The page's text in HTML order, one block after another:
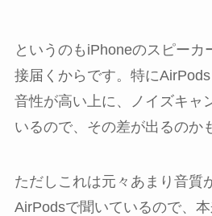
というのもiPhoneのスピーカ
接届くからです。特に
音性が高い上に、ノイズキャ
いるので、その差が出るのか
ただしこれは元々あまり音質
AirPodsで聞いているので、